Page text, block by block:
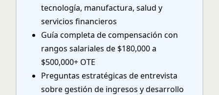
tecnología, manufactura, salud y
servicios financieros
Guía completa de compensación con
rangos salariales de $180,000 a
$500,000+ OTE
Preguntas estratégicas de entrevista
sobre gestión de ingresos y desarrollo